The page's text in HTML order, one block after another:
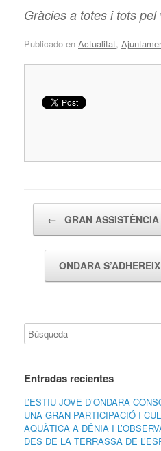
Gràcies a totes i tots
Publicado en Actualitat,
← GRAN
ONDARA
Entradas recientes
L’ESTIU JOVE D’ONDARA
UNA GRAN PARTICIPACIÓ I
AQUÀTICA A DÉNIA I
DES DE LA TERRASSA DE